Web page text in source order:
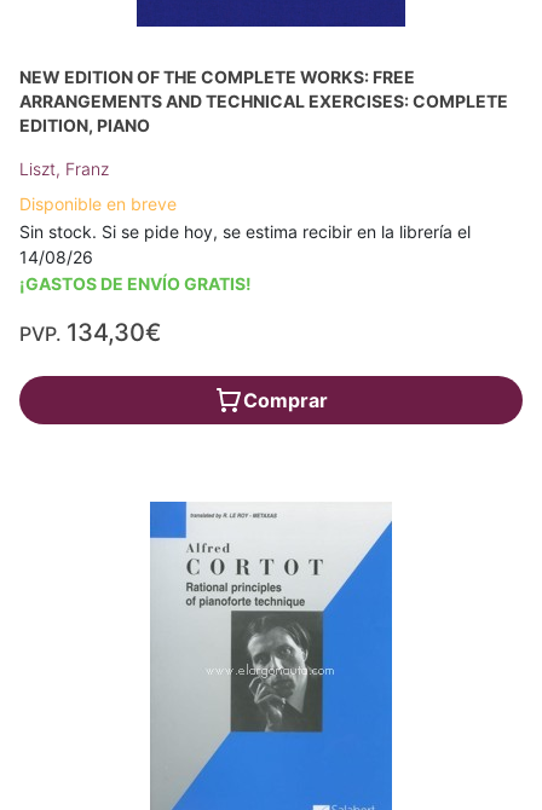
NEW EDITION OF THE COMPLETE WORKS: FREE
ARRANGEMENTS AND TECHNICAL EXERCISES: COMPLETE
EDITION, PIANO
Liszt, Franz
Disponible en breve
Sin stock. Si se pide hoy, se estima recibir en la librería el
14/08/26
¡GASTOS DE ENVÍO GRATIS!
PVP. 134,30€
Comprar